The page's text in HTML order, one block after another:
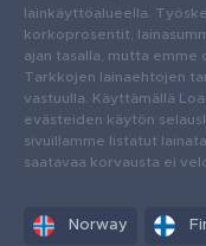
lainkäyttöalueella.
korkoprosentit,
ajan tasalla, mutta emme
Tarkkojen lainaehtojen
vastuulla. Käyttämällä
evästeiden käytön
sivuillamme listatut
saatavaa korvausta ei
Norway